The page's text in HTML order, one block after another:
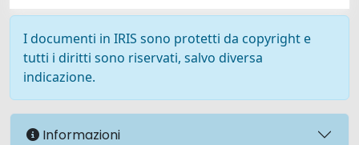
I documenti in IRIS sono protetti da copyright e
tutti i diritti sono riservati, salvo diversa
indicazione.
Informazioni